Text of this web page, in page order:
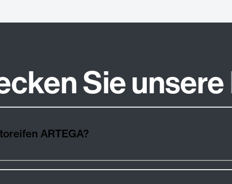
Sie unsere
ARTEGA?